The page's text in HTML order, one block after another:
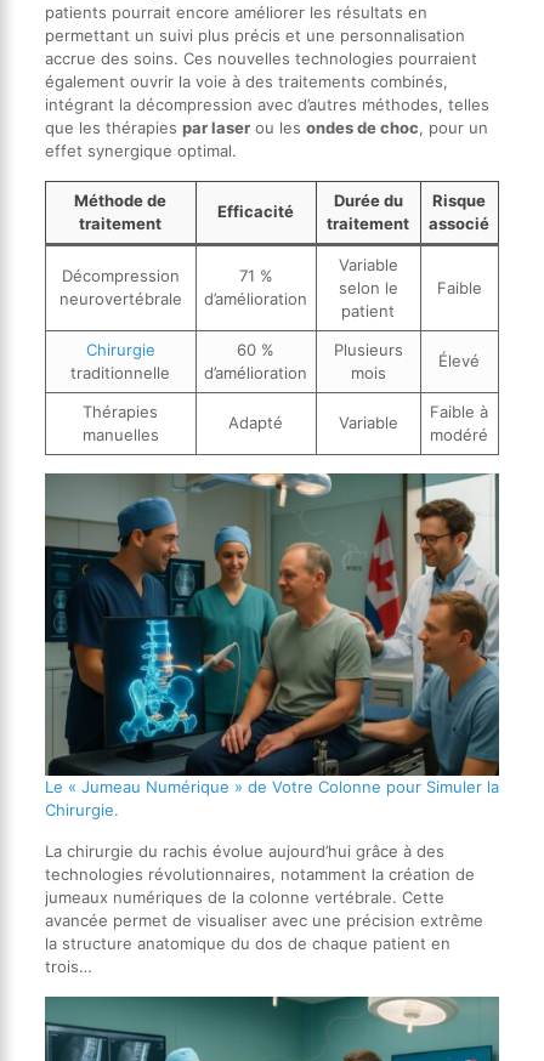
patients pourrait encore améliorer les résultats en
permettant un suivi plus précis et une personnalisation
accrue des soins. Ces nouvelles technologies pourraient
également ouvrir la voie à des traitements combinés,
intégrant la décompression avec d’autres méthodes, telles
que les thérapies par laserou les ondes de choc, pour un
effet synergique optimal.
Méthode de
traitement
Efficacité
Durée du
traitement
Risque
associé
Décompression
neurovertébrale
71 %
d’amélioration
Variable
selon le
patient
Faible
Chirurgie
traditionnelle
60 %
d’amélioration
Plusieurs
mois
Élevé
Thérapies
manuelles
Adapté Variable
Faible à
modéré
Le « Jumeau Numérique » de Votre Colonne pour Simuler la
Chirurgie.
La chirurgie du rachis évolue aujourd’hui grâce à des
technologies révolutionnaires, notamment la création de
jumeaux numériques de la colonne vertébrale. Cette
avancée permet de visualiser avec une précision extrême
la structure anatomique du dos de chaque patient en
trois…